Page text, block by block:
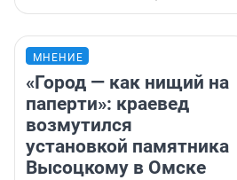
МНЕНИЕ
«Город — как нищий на
паперти»: краевед
возмутился
установкой памятника
Высоцкому в Омске